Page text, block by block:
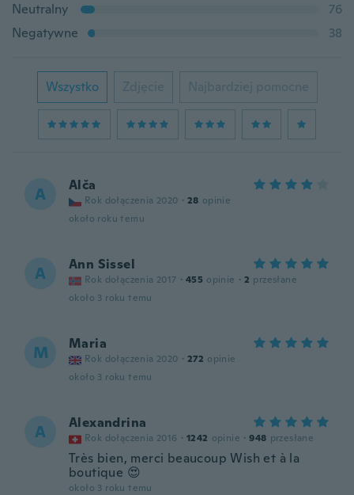
Neutralny
76
Negatywne
38
Wszystko Zdjęcie Najbardziej pomocne
A Alča
Rok dołączenia 2020 · 28 opinie
około roku temu
A Ann Sissel
Rok dołączenia 2017 · 455 opinie · 2 przesłane
około 3 roku temu
M Maria
Rok dołączenia 2020 · 272 opinie
około 3 roku temu
A Alexandrina
Rok dołączenia 2016 · 1242 opinie · 948 przesłane
Très bien, merci beaucoup Wish et à la
boutique 😍
około 3 roku temu